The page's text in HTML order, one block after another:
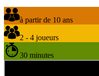
à partir de 10 ans
2 - 4 joueurs
30 minutes